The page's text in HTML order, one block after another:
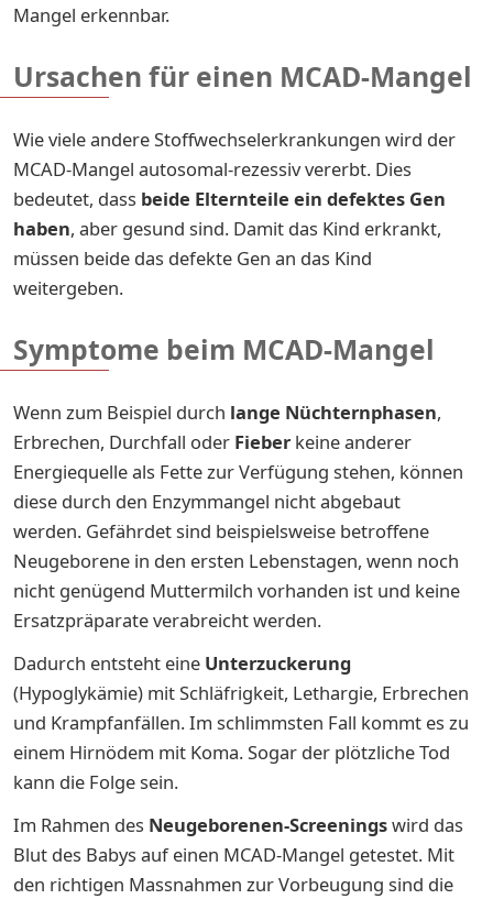
Mangel erkennbar.
Ursachen für einen MCAD-Mangel
Wie viele andere Stoffwechselerkrankungen wird der
MCAD-Mangel autosomal-rezessiv vererbt. Dies
bedeutet, dass beide Elternteile ein defektes Gen
haben, aber gesund sind. Damit das Kind erkrankt,
müssen beide das defekte Gen an das Kind
weitergeben.
Symptome beim MCAD-Mangel
Wenn zum Beispiel durch lange Nüchternphasen,
Erbrechen, Durchfall oder Fieber keine anderer
Energiequelle als Fette zur Verfügung stehen, können
diese durch den Enzymmangel nicht abgebaut
werden. Gefährdet sind beispielsweise betroffene
Neugeborene in den ersten Lebenstagen, wenn noch
nicht genügend Muttermilch vorhanden ist und keine
Ersatzpräparate verabreicht werden.
Dadurch entsteht eine Unterzuckerung
(Hypoglykämie) mit Schläfrigkeit, Lethargie, Erbrechen
und Krampfanfällen. Im schlimmsten Fall kommt es zu
einem Hirnödem mit Koma. Sogar der plötzliche Tod
kann die Folge sein.
Im Rahmen des Neugeborenen-Screeningswird das
Blut des Babys auf einen MCAD-Mangel getestet. Mit
den richtigen Massnahmen zur Vorbeugung sind die